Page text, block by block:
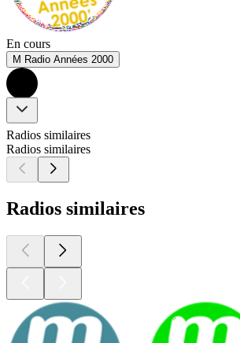
En cours
M Radio Années 2000
Radios similaires
Radios similaires
Radios similaires